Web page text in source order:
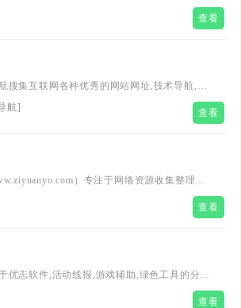
果你还没有听说过我们,那么现在立刻来了解
优志活动资讯、精品游戏辅助、实用软件资
查看
搜集互联网各种优秀的网站网址,技术导航,技
）新技术导航网全力打造全网最
江南网址导航基地,一站式网络技术学习起点站,
航] 查看
）专注于网络资源收集整理分
众多优志活动资讯、精品游戏辅助、实用软件
查看
优志软件,活动线报,游戏辅助,绿色工具的分享
刚更新电影资源,努力为广大网友提供优志绿
查看